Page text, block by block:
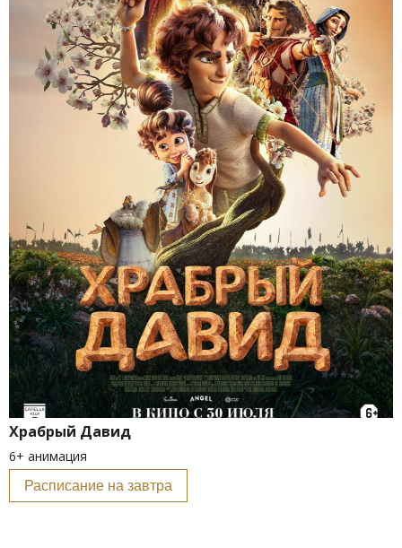
Храбрый Давид
6+ анимация
Расписание на завтра